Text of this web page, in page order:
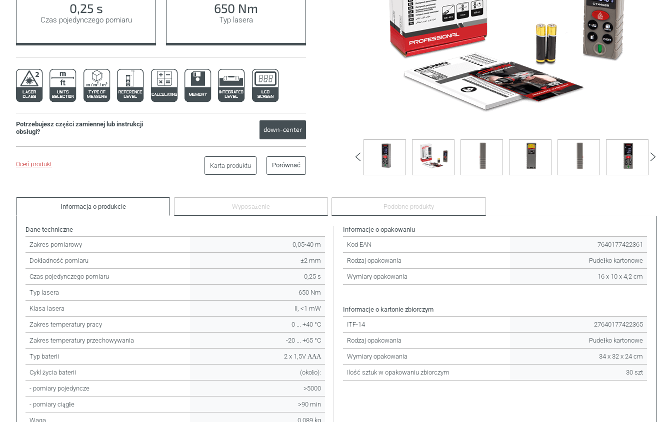
0,25 s
Czas pojedynczego pomiaru
650 Nm
Typ lasera
Potrzebujesz części zamiennej lub instrukcji
obsługi?
down-center
Oceń produkt Porównać
Karta produktu
Informacja o produkcie Wyposażenie Podobne produkty
Dane techniczne
Zakres pomiarowy
0,05-40 m
Dokładność pomiaru ±2 mm
Czas pojedynczego pomiaru 0,25 s
Typ lasera 650 Nm
Klasa lasera II, <1 mW
Zakres temperatury pracy 0 ... +40 °C
Zakres temperatury przechowywania -20 ... +65 °C
Typ baterii 2 x 1,5V ААА
Cykl życia baterii (około):
- pomiary pojedyncze >5000
- pomiary ciągłe >90 min
Waga 0,089 kg
Informacje o opakowaniu
Kod EAN
7640177422361
Rodzaj opakowania Pudełko kartonowe
Wymiary opakowania 16 x 10 x 4,2 cm
Informacje o kartonie zbiorczym
ITF-14
27640177422365
Rodzaj opakowania Pudełko kartonowe
Wymiary opakowania 34 x 32 x 24 cm
Ilość sztuk w opakowaniu zbiorczym 30 szt